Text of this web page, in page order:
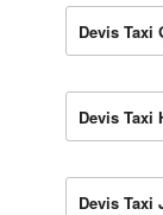
Devis Taxi
Devis Taxi
Devis Taxi